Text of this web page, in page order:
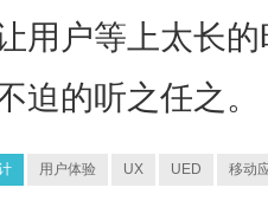
用户等上太长
迫的听之任之。
用户体验 UX UED 移动